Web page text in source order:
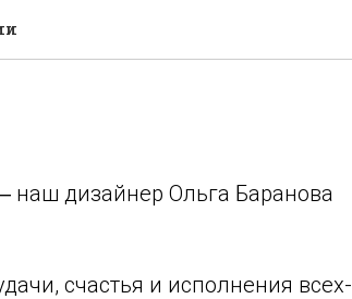
наш дизайнер Ольга Баранова
счастья и исполнения всех-